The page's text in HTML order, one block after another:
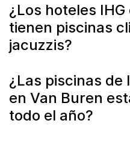
¿Los hoteles
tienen piscinas
jacuzzis?
¿Las piscinas de
en Van Buren
todo el año?